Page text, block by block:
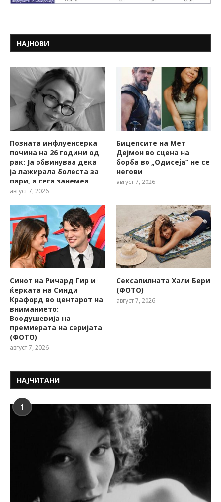
НАЈНОВИ
Позната инфлуенсерка
почина на 26 години од
рак: Ја обвинуваа дека
ја лажирала болеста за
пари, а сега занемеа
август 7, 2026
Бицепсите на Мет
Дејмон во сцена на
борба во „Одисеја“ не се
негови
август 7, 2026
Синот на Ричард Гир и
ќерката на Синди
Крафорд во центарот на
вниманието:
Воодушевија на
премиерата на серијата
(ФОТО)
август 7, 2026
Сексапилната Хали Бери
(ФОТО)
август 7, 2026
НАЈЧИТАНИ
1